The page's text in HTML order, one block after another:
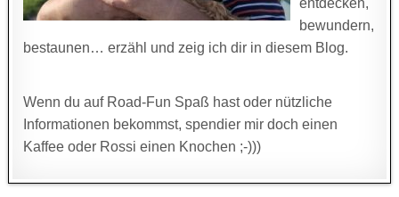
entdecken,
bewundern,
bestaunen… erzähl und zeig ich dir in diesem Blog.
Wenn du auf Road-Fun Spaß hast oder nützliche
Informationen bekommst, spendier mir doch einen
Kaffee oder Rossi einen Knochen ;-)))